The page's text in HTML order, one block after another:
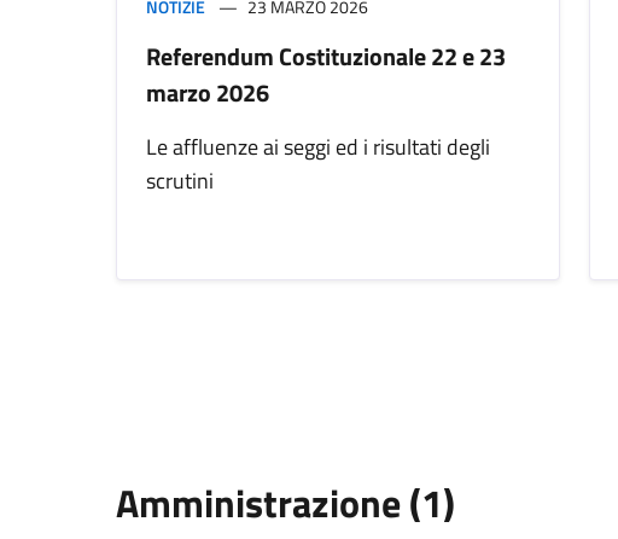
NOTIZIE 23 MARZO 2026
Referendum Costituzionale 22 e 23
marzo 2026
Le affluenze ai seggi ed i risultati degli
scrutini
Amministrazione (1)